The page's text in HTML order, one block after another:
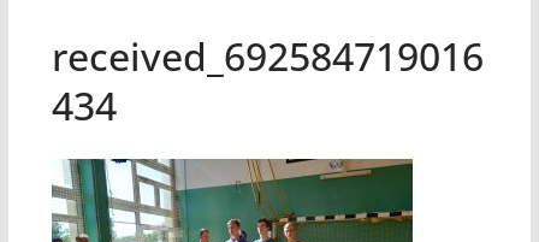
received_692584719016
434